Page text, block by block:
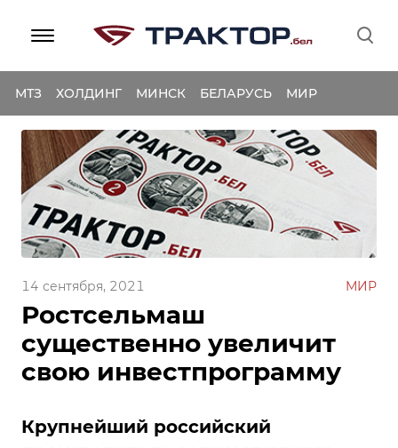
МТЗ ХОЛДИНГ МИНСК БЕЛАРУСЬ МИР
Ростсельмаш
существенно увеличит
свою инвестпрограмму
14 сентября, 2021 МИР
Крупнейший российский